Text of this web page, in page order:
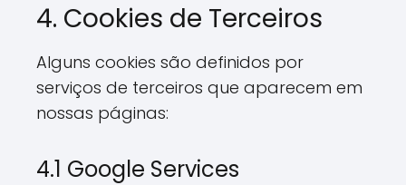
4. Cookies de Terceiros
Alguns cookies são definidos por
serviços de terceiros que aparecem em
nossas páginas:
4.1 Google Services